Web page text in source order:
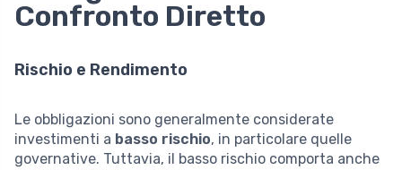
Confronto Diretto
Rischio e Rendimento
Le obbligazioni sono generalmente considerate
investimenti a basso rischio, in particolare quelle
governative. Tuttavia, il basso rischio comporta anche